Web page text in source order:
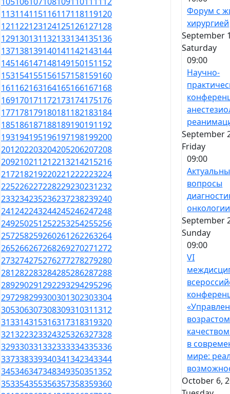
113114115116117118119120
121122123124125126127128
129130131132133134135136
137138139140141142143144
145146147148149150151152
153154155156157158159160
161162163164165166167168
169170171172173174175176
177178179180181182183184
185186187188189190191192
193194195196197198199200
201202203204205206207208
209210211212213214215216
217218219220221222223224
225226227228229230231232
233234235236237238239240
241242243244245246247248
249250251252253254255256
257258259260261262263264
265266267268269270271272
273274275276277278279280
281282283284285286287288
289290291292293294295296
297298299300301302303304
305306307308309310311312
313314315316317318319320
321322323324325326327328
329330331332333334335336
337338339340341342343344
345346347348349350351352
353354355356357358359360
Форум с
хирургией
September
Saturday
09:00
Научно-
September
Friday
09:00
вопросы
онкологии
September
Sunday
09:00
VI
в
мире:
October 6,